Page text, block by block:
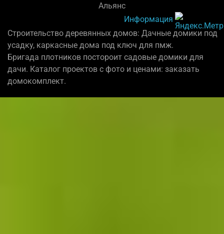
Альянс
Информация
Строительство деревянных домов: Дачные домики под
усадку, каркасные дома под ключ для пмж.
Бригада плотников постороит садовые домики для
дачи. Каталог проектов с фото и ценами: заказать
домокомплект.